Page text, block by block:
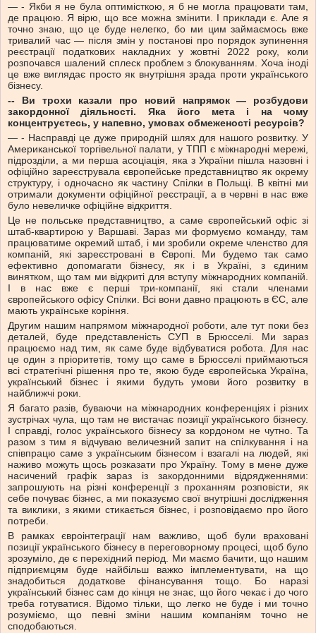
— - Якби я не була оптимісткою, я б не могла працювати там,
де працюю. Я вірю, що все можна змінити. І приклади є. Але я
точно знаю, що це буде нелегко, бо ми цим займаємось вже
тривалий час — після змін у постанові про порядок зупинення
реєстрації податкових накладних у жовтні 2022 року, коли
розпочався шалений сплеск проблем з блокуванням. Хоча іноді
це вже виглядає просто як внутрішня зрада проти українського
бізнесу.
-- Ви трохи казали про новий напрямок — розбудови
закордонної діяльності. Яка його мета і на чому
концентруєтесь, у напевно, умовах обмеженості ресурсів?
— - Насправді це дуже природній шлях для нашого розвитку. У
Американської торгівельної палати, у ТПП є міжнародні мережі,
підрозділи, а ми перша асоціація, яка з України пішла назовні і
офіційно зареєструвала європейське представництво як окрему
структуру, і одночасно як частину Спілки в Польщі. В квітні ми
отримали документи офіційної реєстрації, а в червні в нас вже
було невеличке офіційне відкриття.
Це не польське представництво, а саме європейський офіс зі
штаб-квартирою у Варшаві. Зараз ми формуємо команду, там
працюватиме окремий штаб, і ми зробили окреме членство для
компаній, які зареєстровані в Європі. Ми будемо так само
ефективно допомагати бізнесу, як і в Україні, з єдиним
винятком, що там ми відкриті для вступу міжнародних компаній.
І в нас вже є перші три-компанії, які стали членами
європейського офісу Спілки. Всі вони давно працюють в ЄС, але
мають українське коріння.
Другим нашим напрямом міжнародної роботи, але тут поки без
деталей, буде представленість СУП в Брюсселі. Ми зараз
працюємо над тим, як саме буде відбуватися робота. Для нас
це один з пріоритетів, тому що саме в Брюсселі приймаються
всі стратегічні рішення про те, якою буде європейська Україна,
український бізнес і якими будуть умови його розвитку в
найближчі роки.
Я багато разів, буваючи на міжнародних конференціях і різних
зустрічах чула, що там не вистачає позиції українського бізнесу.
І справді, голос українського бізнесу за кордоном не чутно. Та
разом з тим я відчуваю величезний запит на спілкування і на
співпрацю саме з українським бізнесом і взагалі на людей, які
наживо можуть щось розказати про Україну. Тому в мене дуже
насичений графік зараз із закордонними відрядженнями:
запрошують на різні конференції з проханням розповісти, як
себе почуває бізнес, а ми показуємо свої внутрішні дослідження
та виклики, з якими стикається бізнес, і розповідаємо про його
потреби.
В рамках євроінтеграції нам важливо, щоб були враховані
позиції українського бізнесу в переговорному процесі, щоб було
зрозуміло, де є перехідний період. Ми маємо бачити, що нашим
підприємцям буде найбільш важко імплементувати, на що
знадобиться додаткове фінансування тощо. Бо наразі
український бізнес сам до кінця не знає, що його чекає і до чого
треба готуватися. Відомо тільки, що легко не буде і ми точно
розуміємо, що певні зміни нашим компаніям точно не
сподобаються.